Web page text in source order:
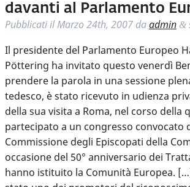
davanti al Parlamento
Pubblicati ilMarzo 24th, 2007 daadmin &
Il presidente del Parlamento Europeo
Pöttering ha invitato questo venerdì
prendere la parola in una sessione
tedesco, è stato ricevuto in udienza
della sua visita a Roma, nel corso della
partecipato a un congresso convocato
Commissione degli Episcopati della
occasione del 50° anniversario dei
hanno istituito la Comunità Europea.